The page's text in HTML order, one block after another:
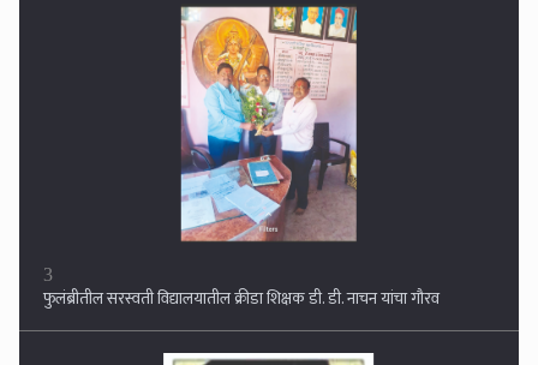
3
फुलंब्रीतील सरस्वती विद्यालयातील क्रीडा शिक्षक डी. डी. नाचन यांचा गौरव